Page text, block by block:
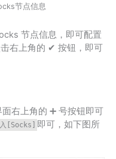
节点信息
节点信息，即可配置
右上角的 ✔ 按钮，即可
右上角的 ➕ 号按钮即可
[Socks] 即可，如下图所